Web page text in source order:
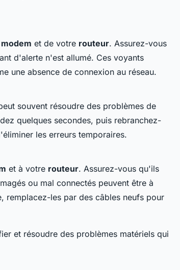
modem et de votre routeur. Assurez-vous
d'alerte n'est allumé. Ces voyants
une absence de connexion au réseau.
souvent résoudre des problèmes de
quelques secondes, puis rebranchez-
les erreurs temporaires.
et à votre routeur. Assurez-vous qu'ils
ou mal connectés peuvent être à
remplacez-les par des câbles neufs pour
et résoudre des problèmes matériels qui